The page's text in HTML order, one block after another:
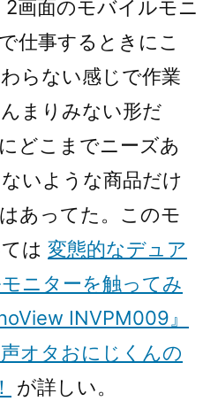
画面のモバイルモニ
仕事するときにこ
らない感じで作業
まりみない形だ
どこまでニーズあ
いような商品だけ
あってた。このモ
は 変態的なデュア
ニターを触ってみ
INVPM009』
オタおにじくんの
が詳しい。